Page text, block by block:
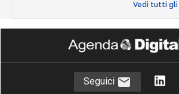
Vedi tutti gli
Seguici